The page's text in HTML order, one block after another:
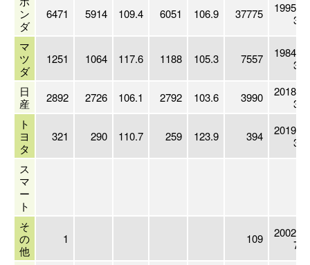
ン
ダ
6471 5914 109.4 6051 106.9 37775
1995.
3
マ
ツ
ダ
1251 1064 117.6 1188 105.3 7557
1984.
3
日
産
2892 2726 106.1 2792 103.6 3990
2018.
3
ト
ヨ
タ
321 290 110.7 259 123.9 394
2019.
3
ス
マ
ー
ト
そ
の
他
1 109
2002.
7